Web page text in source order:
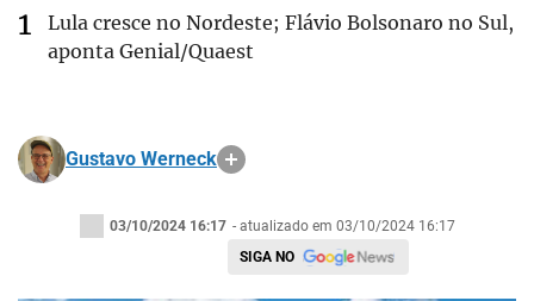
Lula cresce no Nordeste; Flávio Bolsonaro no Sul,
aponta Genial/Quaest
Gustavo Werneck
03/10/2024 16:17 - atualizado em 03/10/2024 16:17
SIGA NO